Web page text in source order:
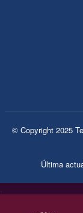
© Copyright 2025
Última
.